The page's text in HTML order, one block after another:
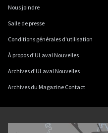
Nous joindre
Salle de presse
Conditions générales d'utilisation
À propos d'ULaval Nouvelles
Archives d'ULaval Nouvelles
Archives du Magazine Contact